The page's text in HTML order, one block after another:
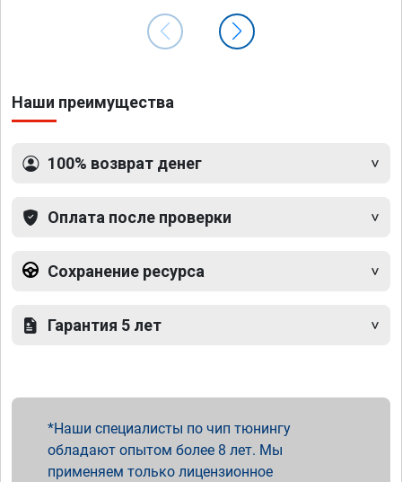
Наши преимущества
100% возврат денег
Оплата после проверки
Сохранение ресурса
Гарантия 5 лет
Наши специалисты по чип тюнингу
обладают опытом более 8 лет. Мы
применяем только лицензионное